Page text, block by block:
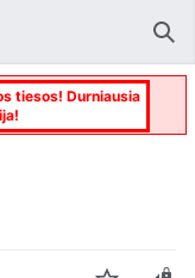
tiesos! Durniausia